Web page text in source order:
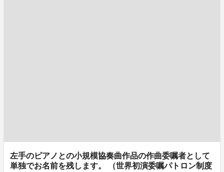
左手のピアノとの小規模協奏曲作品の作曲委嘱者として
単独でお名前を残します。 （世界初演委嘱パトロン制度